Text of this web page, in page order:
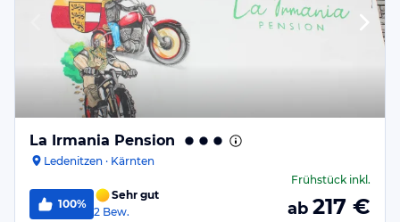
La Irmania Pension
Ledenitzen · Kärnten
100%
Sehr gut
2 Bew.
Frühstückinkl.
ab 217 €